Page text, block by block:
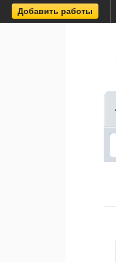
Добавить работы